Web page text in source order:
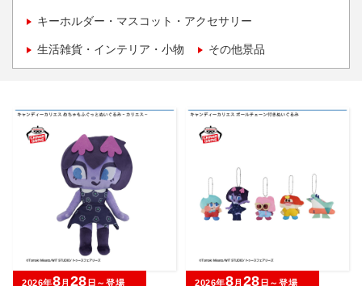
キーホルダー・マスコット・アクセサリー
生活雑貨・インテリア・小物 その他景品
2026年8月 28 日～登場 2026年8月 28 日～登場